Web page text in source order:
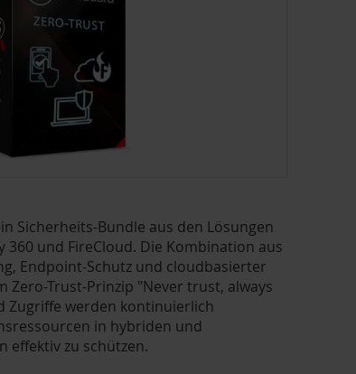
Sicherheits-Bundle aus den Lösungen
und FireCloud. Die Kombination aus
Endpoint-Schutz und cloudbasierter
Zero-Trust-Prinzip "Never trust, always
Zugriffe werden kontinuierlich
in hybriden und
effektiv zu schützen.